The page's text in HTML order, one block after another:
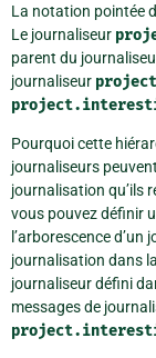
La notation pointée
Le journaliseur
parent du
journaliseur project
Pourquoi cette
journaliseurs
journalisation qu’ils
vous pouvez définir
l’arborescence
journalisation dans
journaliseur défini
messages de